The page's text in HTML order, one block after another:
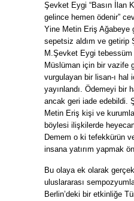
Şevket Eygi “Basın İlan
gelince hemen ödenir”
Yine Metin Eriş Ağabeye
sepetsiz aldım ve getirip
M.Şevket Eygi
Müslüman için bir vazife
vurgulayan bir lisan-ı hal
yayınlandı. Ödemeyi bir
ancak geri iade edebildi.
Metin Eriş kişi ve
böylesi ilişkilerde
Demem o ki tefekkürün
insana yatırım yapmak
Bu olaya ek olarak
uluslararası
Berlin’deki bir etkinliğe